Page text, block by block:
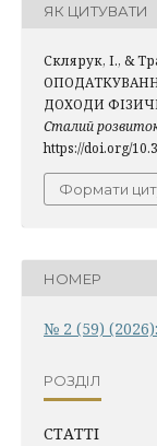
ЯК ЦИТУВАТИ
Склярук, І., &
ДОХОДИ
Сталий
https://doi.org/
Формати
НОМЕР
№ 2 (59)
РОЗДІЛ
СТАТТІ